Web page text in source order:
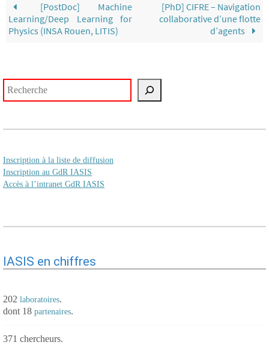
[PostDoc] Machine
Learning/Deep Learning for
Physics (INSA Rouen, LITIS)
[PhD] CIFRE – Navigation
collaborative d’une flotte
d’agents
Inscription à la liste de diffusion
Inscription au GdR IASIS
Accès à l’intranet GdR IASIS
IASIS en chiffres
202 laboratoires.
dont 18 partenaires.
371 chercheurs.